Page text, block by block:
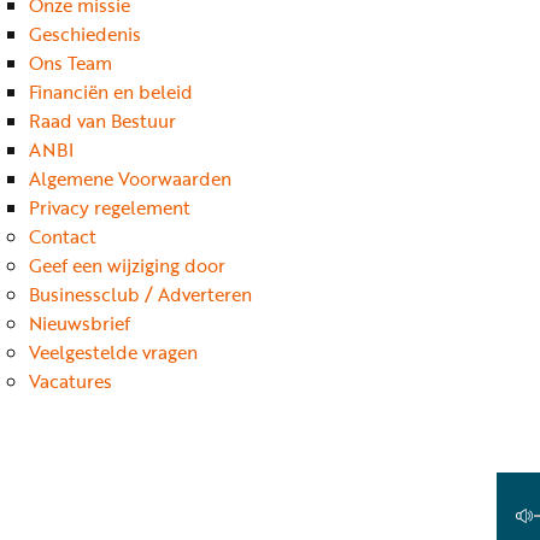
Geschiedenis
Ons Team
Financiën en beleid
Raad van Bestuur
ANBI
Algemene Voorwaarden
Privacy regelement
Contact
Geef een wijziging door
Businessclub / Adverteren
Nieuwsbrief
Veelgestelde vragen
Vacatures